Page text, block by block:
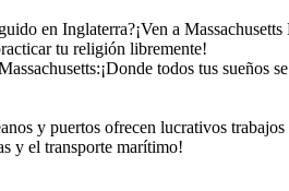
en Inglaterra?¡Ven a Massachusetts
tu religión libremente!
todos tus sueños
y puertos ofrecen lucrativos trabajos
y el transporte marítimo!